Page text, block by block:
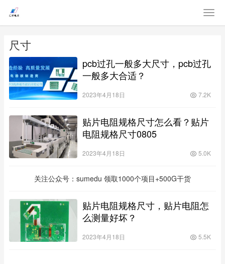
尺寸
pcb过孔一般多大尺寸，pcb过孔
一般多大合适？
2023年4月18日 7.2K
贴片电阻规格尺寸怎么看？贴片
电阻规格尺寸0805
2023年4月18日 5.0K
关注公众号：sumedu 领取1000个项目+500G干货
贴片电阻规格尺寸，贴片电阻怎
么测量好坏？
2023年4月18日 5.5K